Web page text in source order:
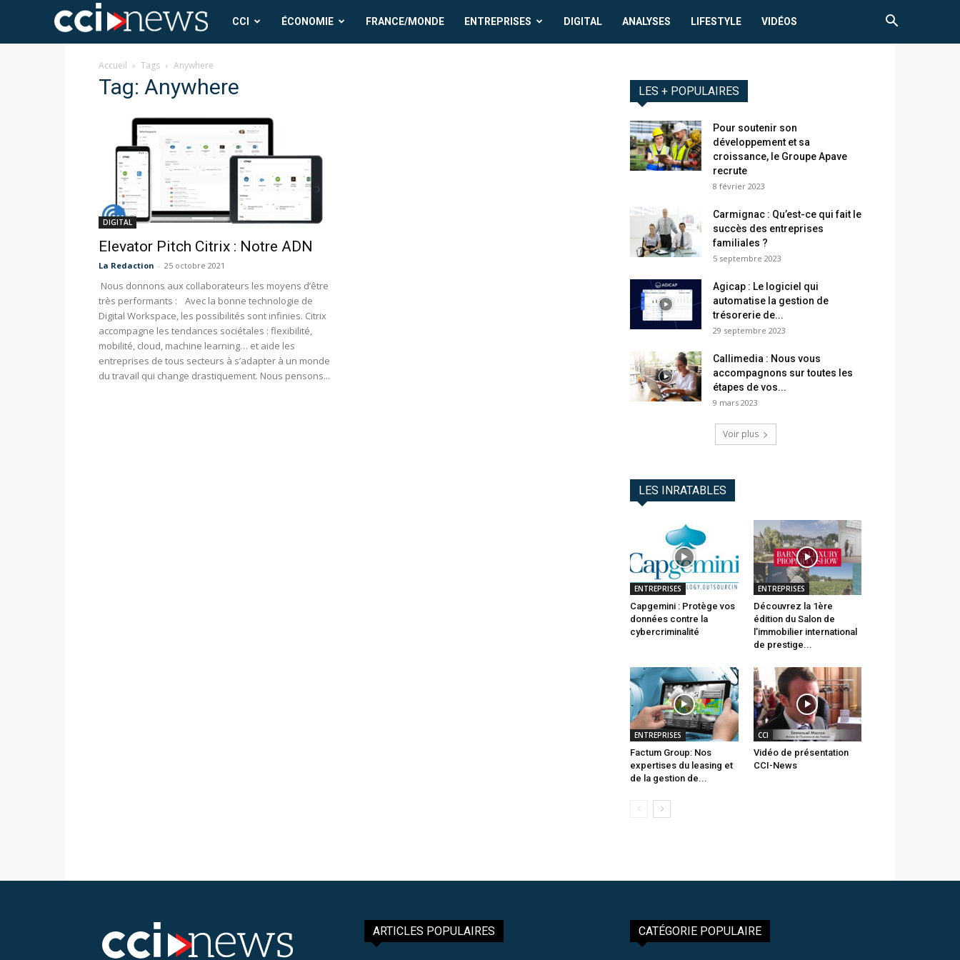
CCICCI ÉCONOMIE FRANCE/MONDE ENTREPRISES DIGITAL ANALYSES LIFESTYLE VIDÉOS
Accueil Tags Anywhere
Tag: Anywhere
DIGITAL
Elevator Pitch Citrix : Notre ADN
La Redaction - 25 octobre 2021
Nous donnons aux collaborateurs les moyens d’être
très performants : Avec la bonne technologie de
Digital Workspace, les possibilités sont infinies. Citrix
accompagne les tendances sociétales : flexibilité,
mobilité, cloud, machine learning… et aide les
entreprises de tous secteurs à s’adapter à un monde
du travail qui change drastiquement. Nous pensons...
LES + POPULAIRES
Pour soutenir son
développement et sa
croissance, le Groupe Apave
recrute
8 février 2023
Carmignac : Qu’est-ce qui fait le
succès des entreprises
familiales ?
5 septembre 2023
Agicap : Le logiciel qui
automatise la gestion de
trésorerie de...
29 septembre 2023
Callimedia : Nous vous
accompagnons sur toutes les
étapes de vos...
9 mars 2023
Voir plus
LES INRATABLES
ENTREPRISES
Capgemini : Protège vos
données contre la
cybercriminalité
ENTREPRISES
Découvrez la 1ère
édition du Salon de
l’immobilier international
de prestige...
ENTREPRISES
Factum Group: Nos
expertises du leasing et
de la gestion de...
CCI
Vidéo de présentation
CCI-News
ARTICLES POPULAIRES CATÉGORIE POPULAIRE